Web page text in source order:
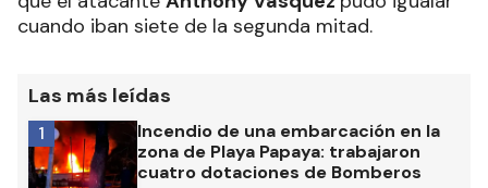
cuando iban siete de la segunda mitad.
Las más leídas
Incendio de una embarcación en la
zona de Playa Papaya: trabajaron
cuatro dotaciones de Bomberos
1